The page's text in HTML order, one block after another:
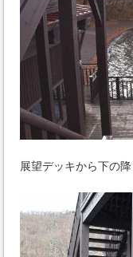
展望デッキから下の